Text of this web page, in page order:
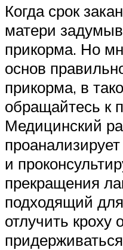
Когда срок
матери
прикорма. Но
основ
прикорма, в
обращайтесь к
Медицинский
и
прекращения
подходящий
отлучить кроху